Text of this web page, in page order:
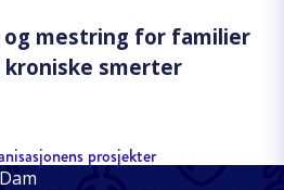
mestring for familier
smerter
prosjekter